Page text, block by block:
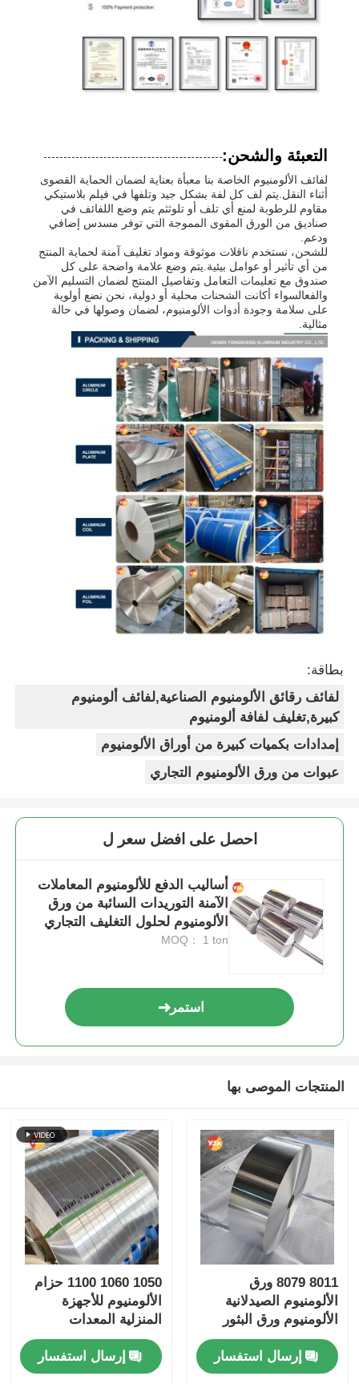
التعبئة والشحن:
لفائف الألومنيوم الخاصة بنا معبأة بعناية لضمان الحماية القصوى
أثناء النقل.يتم لف كل لفة بشكل جيد وتلفها في فيلم بلاستيكي
مقاوم للرطوبة لمنع أي تلف أو تلوثثم يتم وضع اللفائف في
صناديق من الورق المقوى المموجة التي توفر مسدس إضافي
ودعم.
للشحن، نستخدم ناقلات موثوقة ومواد تغليف آمنة لحماية المنتج
من أي تأثير أو عوامل بيئية.يتم وضع علامة واضحة على كل
صندوق مع تعليمات التعامل وتفاصيل المنتج لضمان التسليم الآمن
والفعالسواء أكانت الشحنات محلية أو دولية، نحن نضع أولوية
على سلامة وجودة أدوات الألومنيوم، لضمان وصولها في حالة
مثالية.
بطاقة:
لفائف رقائق الألومنيوم الصناعية,لفائف ألومنيوم
كبيرة,تغليف لفافة ألومنيوم
إمدادات بكميات كبيرة من أوراق الألومنيوم
عبوات من ورق الألومنيوم التجاري
احصل على افضل سعر ل
أساليب الدفع للألومنيوم المعاملات
الآمنة التوريدات السائبة من ورق
الألومنيوم لحلول التغليف التجاري
والصناعي
MOQ： 1 ton
استمر
المنتجات الموصى بها
8011 8079 ورق
الألومنيوم الصيدلانية
الألومنيوم ورق البثور
عالية الدين سهلة القشرة
مقاومة للأطفال الرقائق
الفضة الذهبية ورق
إرسال استفسار
1050 1060 1100 حزام
الألومنيوم للأجهزة
المنزلية المعدات
الرياضية
إرسال استفسار